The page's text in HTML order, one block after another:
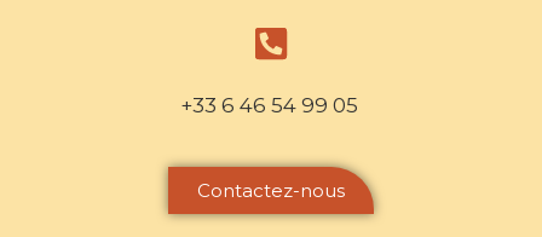
+33 6 46 54 99 05
Contactez-nous